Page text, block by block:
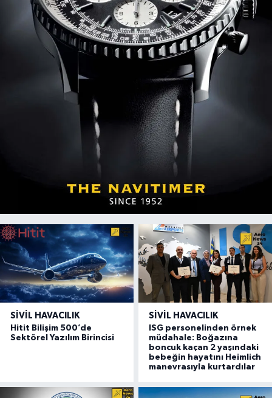
SIVIL HAVACILIK
Hitit Bilişim 500’de
Sektörel Yazılım Birincisi
SIVIL HAVACILIK
ISG personelinden örnek
müdahale: Boğazına
boncuk kaçan 2 yaşındaki
bebeğin hayatını Heimlich
manevrasıyla kurtardılar